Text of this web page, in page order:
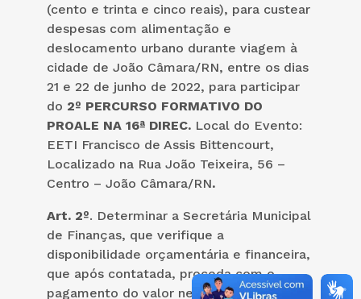
(cento e trinta e cinco reais), para custear
despesas com alimentação e
deslocamento urbano durante viagem à
cidade de João Câmara/RN, entre os dias
21 e 22 de junho de 2022, para participar
do 2º PERCURSO FORMATIVO DO
PROALE NA 16ª DIREC. Local do Evento:
EETI Francisco de Assis Bittencourt,
Localizado na Rua João Teixeira, 56 –
Centro – João Câmara/RN.
Art. 2º. Determinar a Secretária Municipal
de Finanças, que verifique a
disponibilidade orçamentária e financeira,
que após contatada, proceda com o
pagamento do valor neste ato autorizado.